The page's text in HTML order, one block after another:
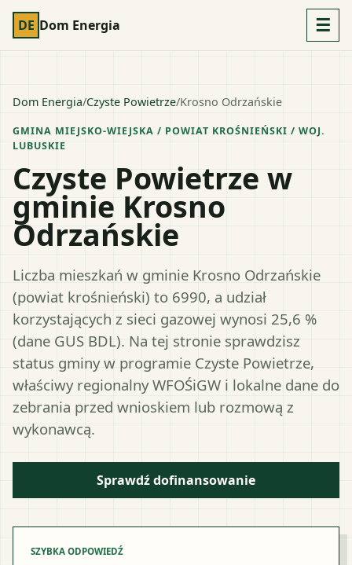
DE Dom Energia ☰
Dom Energia/Czyste Powietrze/Krosno Odrzańskie
GMINA MIEJSKO-WIEJSKA / POWIAT KROŚNIEŃSKI / WOJ.
LUBUSKIE
Czyste Powietrze w
gminie Krosno
Odrzańskie
Liczba mieszkań w gminie Krosno Odrzańskie
(powiat krośnieński) to 6990, a udział
korzystających z sieci gazowej wynosi 25,6 %
(dane GUS BDL). Na tej stronie sprawdzisz
status gminy w programie Czyste Powietrze,
właściwy regionalny WFOŚiGW i lokalne dane do
zebrania przed wnioskiem lub rozmową z
wykonawcą.
Sprawdź dofinansowanie
SZYBKA ODPOWIEDŹ